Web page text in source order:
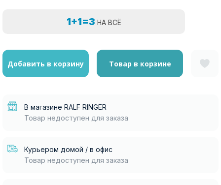
1+1=3 НА ВСЁ
Добавить в корзину Товар в корзине
В магазине RALF RINGER
Товар недоступен для заказа
Курьером домой / в офис
Товар недоступен для заказа